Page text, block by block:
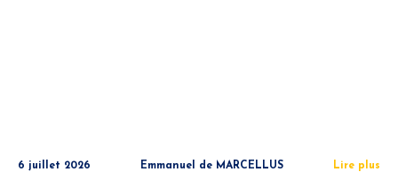
6 juillet 2026 Emmanuel de MARCELLUS Lire plus